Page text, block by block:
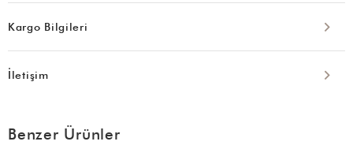
Kargo Bilgileri
İletişim
Benzer Ürünler